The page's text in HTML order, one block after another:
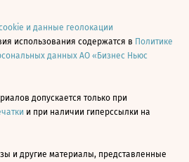
cookie и данные геолокации
использования содержатся в Политике
данных АО «Бизнес Ньюс
допускается только при
и при наличии гиперссылки на
и другие материалы, представленные